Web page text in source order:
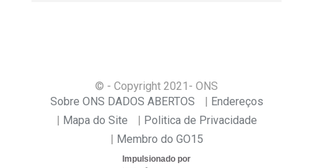
© - Copyright 2021 - ONS
Sobre ONS DADOS ABERTOS
Endereços
Mapa do Site
Politica de Privacidade
Membro do GO15
Impulsionado por